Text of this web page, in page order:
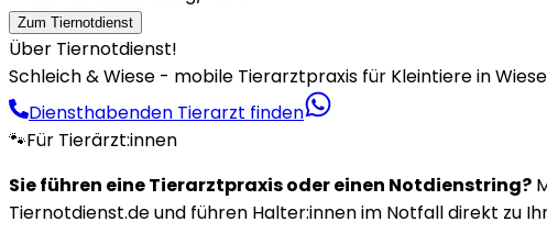
Zum Tiernotdienst
Über Tiernotdienst!
Schleich & Wiese - mobile Tierarztpraxis für Kleintiere in
Diensthabenden Tierarzt finden
🐾Für Tierärzt:innen
Sie führen eine Tierarztpraxis oder einen Notdienstring?
Tiernotdienst.de und führen Halter:innen im Notfall direkt zu